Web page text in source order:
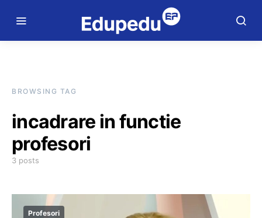
BROWSING TAG
incadrare in functie
profesori
3 posts
Profesori